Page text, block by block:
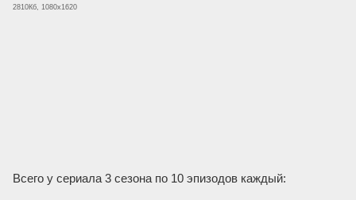
2810Кб, 1080x1620
Всего у сериала 3 сезона по 10 эпизодов каждый: